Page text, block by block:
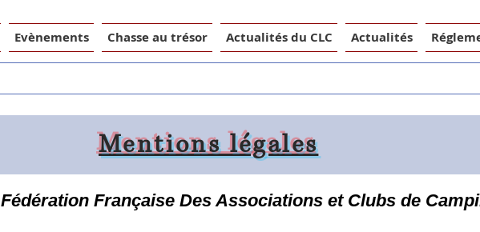
Evènements Chasse au trésor Actualités du CLC Actualités
Mentions légales
Fédération Française Des Associations et Clubs de